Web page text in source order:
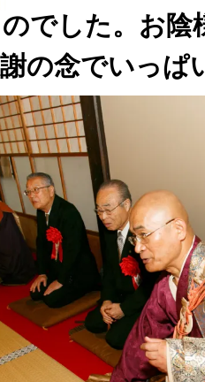
でした。お
の念でいっぱ